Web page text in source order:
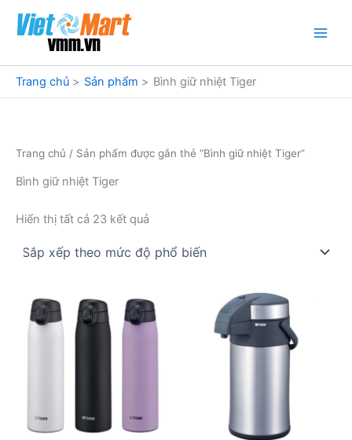
dung
Trang chủ
Sản phẩm Bình giữ nhiệt Tiger
Trang chủ / Sản phẩm được gắn thẻ “Bình giữ nhiệt Tiger”
Bình giữ nhiệt Tiger
Hiển thị tất cả 23 kết quả
theo
mức